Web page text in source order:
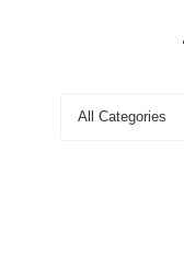
Search